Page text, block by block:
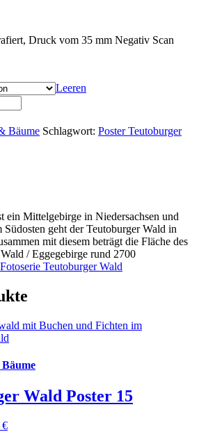
Druck vom 35 mm Negativ Scan
Leeren
Bäume Schlagwort: Poster Teutoburger
ein Mittelgebirge in Niedersachsen und
Südosten geht der Teutoburger Wald in
mit diesem beträgt die Fläche des
/ Eggegebirge rund 2700
Teutoburger Wald
Wald Poster 15
€